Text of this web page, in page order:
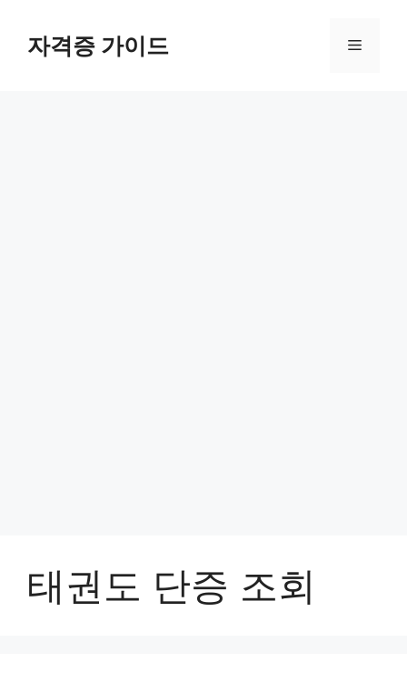
content자격증 가이드 Menu
태권도 단증 조회